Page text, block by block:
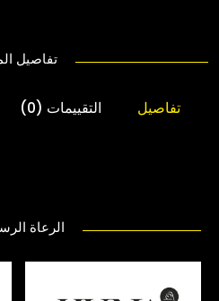
تفاصيل
تفاصيل التقييمات (0)
الرعاة